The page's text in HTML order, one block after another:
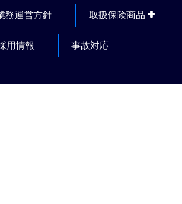
務運営方針 取扱保険商品
用情報 事故対応